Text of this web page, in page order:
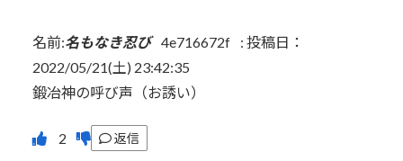
名前:名もなき忍び 4e716672f : 投稿日：
2022/05/21(土) 23:42:35
鍛冶神の呼び声（お誘い）
返信